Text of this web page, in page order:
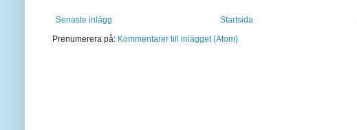
Senaste inlägg
Startsida
Prenumerera på: Kommentarer till inlägget (Atom)